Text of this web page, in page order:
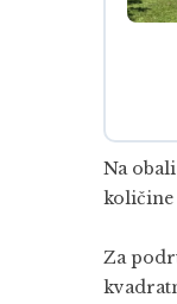
Na
količine
Za